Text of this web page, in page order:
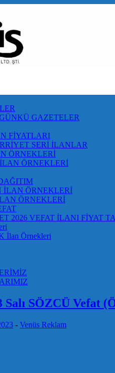
GAZETELER
FİYATLARI
SERİ İLANLAR
ÖRNEKLERİ
ÖRNEKLERİ
İLAN ÖRNEKLERİ
ÖRNEKLERİ
2026 VEFAT İLANI FİYAT
İlan Örnekleri
Salı SÖZCÜ Vefat
- Venüs Reklam